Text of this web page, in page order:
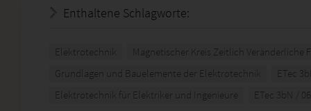
Enthaltene Schlagworte:
Elektrotechnik
Magnetischer Kreis Zeitlich Veränderliche
Grundlagen und Bauelemente der Elektrotechnik
ETec
Elektrotechnik für Elektriker und Ingenieure
ETec 3bN /